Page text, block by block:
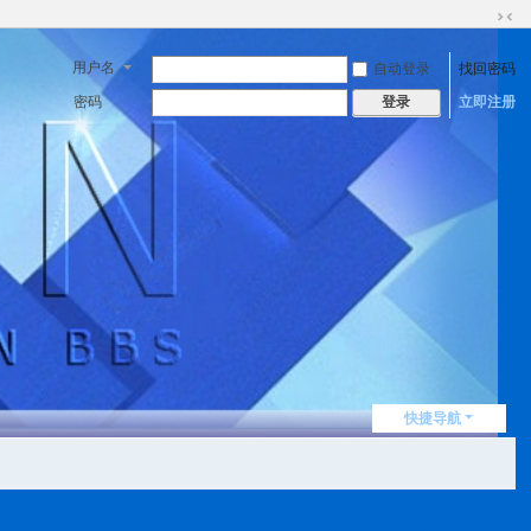
换
到
窄
用户名 自动登录
找回密码
密码
登录 立即注册
快捷导航